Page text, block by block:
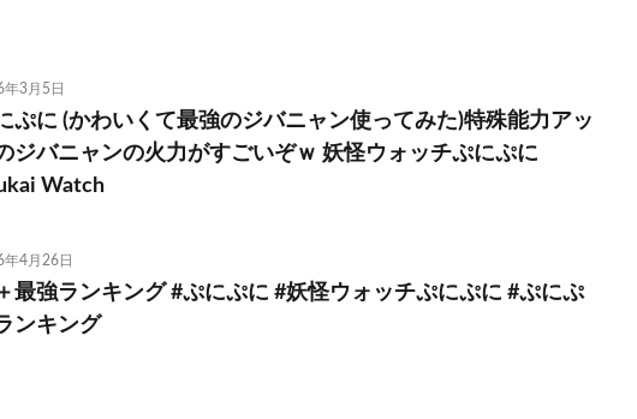
年3月5日
ぷに (かわいくて最強のジバニャン使ってみた)特殊能力アッ
ジバニャンの火力がすごいぞｗ 妖怪ウォッチぷにぷに
Watch
年4月26日
最強ランキング #ぷにぷに #妖怪ウォッチぷにぷに #ぷにぷ
ンキング